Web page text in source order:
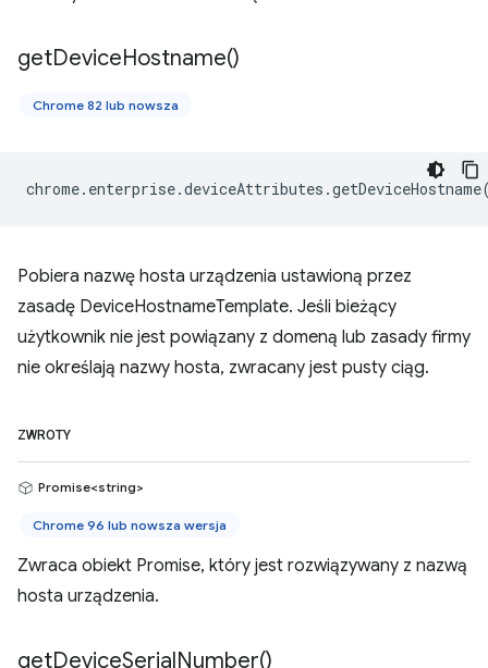
getDeviceHostname()
Chrome 82 lub nowsza
chrome. enterprise.deviceAttributes .getDeviceHostname
Pobiera nazwę hosta urządzenia ustawioną przez
zasadę DeviceHostnameTemplate. Jeśli bieżący
użytkownik nie jest powiązany z domeną lub zasady firmy
nie określają nazwy hosta, zwracany jest pusty ciąg.
ZWROTY
Promise<string>
Chrome 96 lub nowsza wersja
Zwraca obiekt Promise, który jest rozwiązywany z nazwą
hosta urządzenia.
getDeviceSerialNumber()